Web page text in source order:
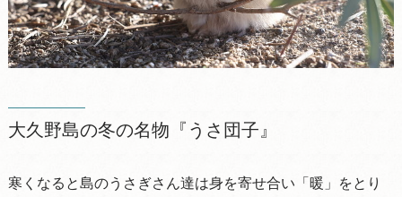
大久野島の冬の名物『うさ団子』
寒くなると島のうさぎさん達は身を寄せ合い「暖」をとり